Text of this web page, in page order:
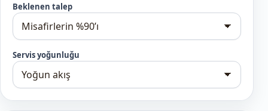
Beklenen talep
Servis yoğunluğu